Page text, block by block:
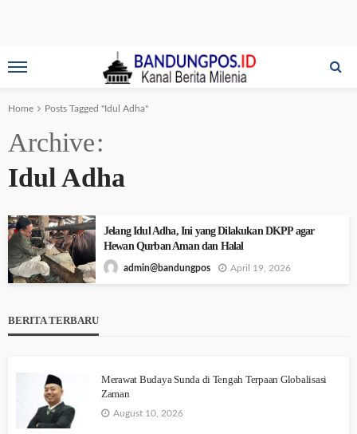
Home Posts Tagged "Idul Adha"
Archive
Idul Adha
Jelang Idul Adha, Ini yang Dilakukan DKPP agar
Hewan Qurban Aman dan Halal
admin@bandungpos April 19, 2026
BERITA TERBARU
Merawat Budaya Sunda di Tengah Terpaan Globalisasi
Zaman
August 10, 2026